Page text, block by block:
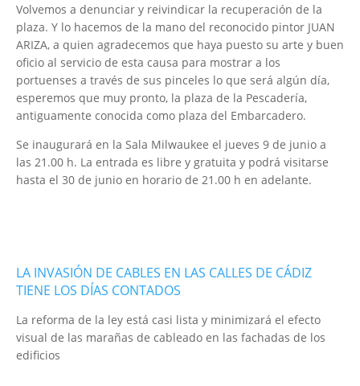
Volvemos a denunciar y reivindicar la recuperación de la
plaza. Y lo hacemos de la mano del reconocido pintor JUAN
ARIZA, a quien agradecemos que haya puesto su arte y buen
oficio al servicio de esta causa para mostrar a los
portuenses a través de sus pinceles lo que será algún día,
esperemos que muy pronto, la plaza de la Pescadería,
antiguamente conocida como plaza del Embarcadero.
Se inaugurará en la Sala Milwaukee el jueves 9 de junio a
las 21.00 h. La entrada es libre y gratuita y podrá visitarse
hasta el 30 de junio en horario de 21.00 h en adelante.
LA INVASIÓN DE CABLES EN LAS CALLES DE CÁDIZ
TIENE LOS DÍAS CONTADOS
La reforma de la ley está casi lista y minimizará el efecto
visual de las marañas de cableado en las fachadas de los
edificios